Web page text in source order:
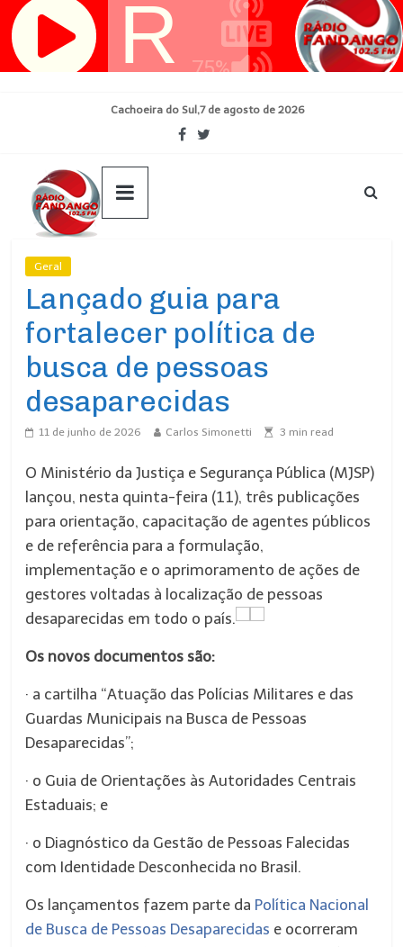
Pular
para
Cachoeira do Sul,7 de agosto de 2026
Geral
Lançado guia para
fortalecer política de
busca de pessoas
desaparecidas
11 de junho de 2026 Carlos Simonetti 3 min read
O Ministério da Justiça e Segurança Pública (MJSP)
lançou, nesta quinta-feira (11), três publicações
para orientação, capacitação de agentes públicos
e de referência para a formulação,
implementação e o aprimoramento de ações de
gestores voltadas à localização de pessoas
desaparecidas em todo o país.
Os novos documentos são:
· a cartilha “Atuação das Polícias Militares e das
Guardas Municipais na Busca de Pessoas
Desaparecidas”;
· o Guia de Orientações às Autoridades Centrais
Estaduais; e
· o Diagnóstico da Gestão de Pessoas Falecidas
com Identidade Desconhecida no Brasil.
Os lançamentos fazem parte da Política Nacional
de Busca de Pessoas Desaparecidas e ocorreram